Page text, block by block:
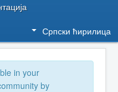
Српски ћирилица
in your
by